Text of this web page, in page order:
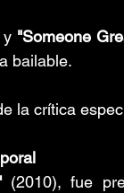
y "Someone
bailable.
la crítica
(2010), fue